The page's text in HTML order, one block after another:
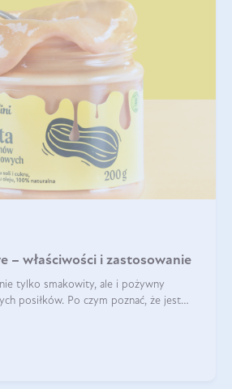
– właściwości i zastosowanie
tylko smakowity, ale i pożywny
posiłków. Po czym poznać, że jest